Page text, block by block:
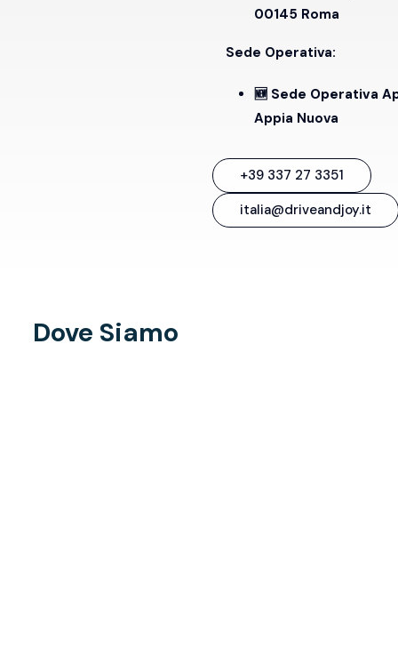
00145 Roma
Sede Operativa:
🆕 Sede Operativa
Appia Nuova
+39 337 27 3351
italia@driveandjoy.it
Dove Siamo